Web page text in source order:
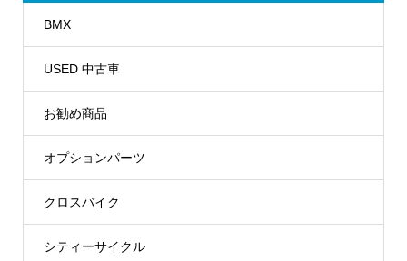
BMX
USED 中古車
お勧め商品
オプションパーツ
クロスバイク
シティーサイクル